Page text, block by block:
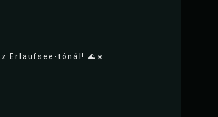
Erlaufsee-tónál! 🌊☀️